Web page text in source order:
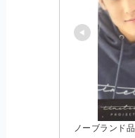
ノーブランド品